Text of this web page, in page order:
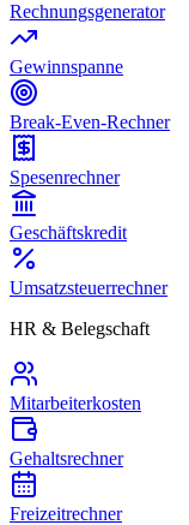
Rechnungsgenerator
Gewinnspanne
Break-Even-Rechner
Spesenrechner
Geschäftskredit
Umsatzsteuerrechner
HR & Belegschaft
Mitarbeiterkosten
Gehaltsrechner
Freizeitrechner